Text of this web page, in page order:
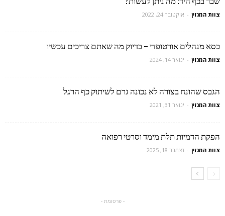
צוות המגזין - אוקטובר 24, 2022
כסא מנהלים אורטופדי – בדיוק מה שאתם צריכים עכשיו
צוות המגזין - ינואר 14, 2024
הגבס שהונח בצורה לא נכונה גרם לשיתוק כף הרגל
צוות המגזין - ינואר 31, 2021
הפקת הדמיות תלת מימד וסרטי רפואה
צוות המגזין - דצמבר 18, 2025
- פרסומת -